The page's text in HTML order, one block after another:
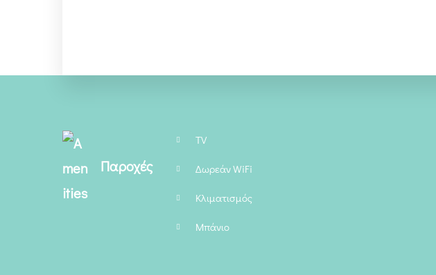
Παροχές
TV
Δωρεάν WiFi
Κλιματισμός
Μπάνιο